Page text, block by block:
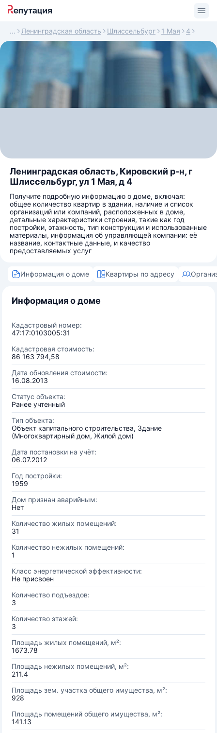
Ленинградская область Шлиссельбург 1 Мая 4
Ленинградская область, Кировский р-н, г
Шлиссельбург, ул 1 Мая, д 4
Получите подробную информацию о доме, включая:
общее количество квартир в здании, наличие и список
организаций или компаний, расположенных в доме,
детальные характеристики строения, такие как год
постройки, этажность, тип конструкции и использованные
материалы, информация об управляющей компании: её
название, контактные данные, и качество
предоставляемых услуг
Информация о доме Квартиры по адресу
Информация о доме
Кадастровый номер:
47:17:0103005:31
Кадастровая стоимость:
86 163 794,58
Дата обновления стоимости:
16.08.2013
Статус объекта:
Ранее учтенный
Тип объекта:
Объект капитального строительства, Здание
(Многоквартирный дом, Жилой дом)
Дата постановки на учёт:
06.07.2012
Год постройки:
1959
Дом признан аварийным:
Нет
Количество жилых помещений:
31
Количество нежилых помещений:
1
Класс энергетической эффективности:
Не присвоен
Количество подъездов:
3
Количество этажей:
3
Площадь жилых помещений, м²:
1673.78
Площадь нежилых помещений, м²:
211.4
Площадь зем. участка общего имущества, м²:
928
Площадь помещений общего имущества, м²:
141.13